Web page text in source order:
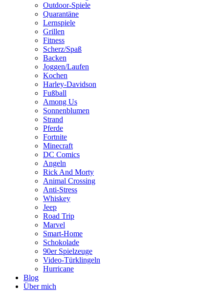
Outdoor-Spiele
Quarantäne
Lernspiele
Grillen
Fitness
Scherz/Spaß
Backen
Joggen/Laufen
Kochen
Harley-Davidson
Fußball
Among Us
Sonnenblumen
Strand
Pferde
Fortnite
Minecraft
DC Comics
Angeln
Rick And Morty
Animal Crossing
Anti-Stress
Whiskey
Jeep
Road Trip
Marvel
Smart-Home
Schokolade
90er Spielzeuge
Video-Türklingeln
Hurricane
Blog
Über mich